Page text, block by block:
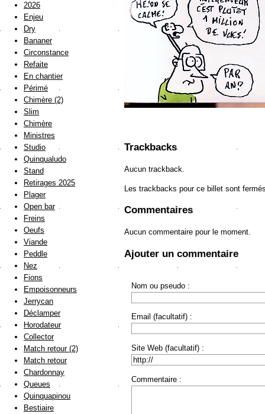
Trackbacks
Aucun trackback.
Les trackbacks pour ce billet sont
Commentaires
Aucun commentaire pour le moment.
Ajouter un commentaire
Nom ou pseudo :
Email (facultatif) :
Site Web (facultatif) :
Commentaire :
2026
Enjeu
Dry
Bananer
Circonstance
Refaite
En chantier
Périmé
Chimère (2)
Slim
Chimère
Ministres
Studio
Quinqualudo
Stand
Retirages 2025
Plager
Open bar
Freins
Oeufs
Viande
Peddle
Nez
Fions
Empoisonneurs
Jerrycan
Déclamper
Horodateur
Collector
Match retour (2)
Match retour
Chardonnay
Queues
Quinquapinou
Bestiaire